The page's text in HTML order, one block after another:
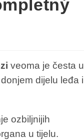
veoma je česta u
dijelu leđa i
ozbiljnijih
u tijelu.